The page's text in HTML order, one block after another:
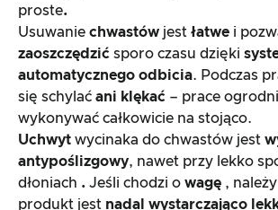
proste.
Usuwanie chwastów jest łatwe i
zaoszczędzić sporo czasu dzięki
automatycznego odbicia. Podczas
się schylać ani klękać – prace
wykonywać całkowicie na stojąco.
Uchwyt wycinaka do chwastów jest
antypoślizgowy, nawet przy lekko
dłoniach . Jeśli chodzi o wagę ,
produkt jest nadal wystarczająco